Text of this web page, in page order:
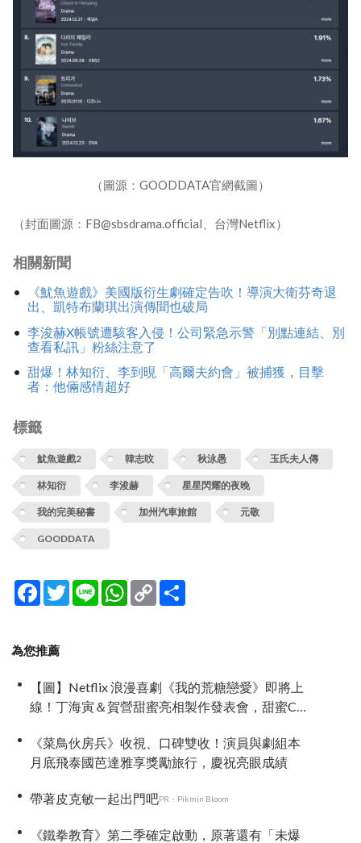
（圖源：GOODDATA官網截圖）
（封面圖源：FB@sbsdrama.official、台灣Netflix）
相關新聞
《魷魚遊戲》美國版衍生劇確定告吹！導演大衛芬奇退
出、凱特布蘭琪出演傳聞也破局
李浚赫X帳號遭駭客入侵！公司緊急示警「別點連結、別
查看私訊」粉絲注意了
甜爆！林知衍、李到晛「高爾夫約會」被捕獲，目擊
者：他倆感情超好
標籤
魷魚遊戲2 韓志旼 秋泳愚 玉氏夫人傳
林知衍 李浚赫 星星閃耀的夜晚
我的完美秘書 加州汽車旅館 元敬
GOODDATA
Facebook
TwitterLine WhatsApp
Copy
Link
為您推薦
【圖】Netflix 浪漫喜劇《我的荒糖戀愛》即將上
線！丁海寅＆賀營甜蜜亮相製作發表會，甜蜜CP
《菜鳥伙房兵》收視、口碑雙收！演員與劇組本
月底飛泰國芭達雅享獎勵旅行，慶祝亮眼成績
帶著皮克敏一起出門吧PR・Pikmin Bloom
《鐵拳教育》第二季確定啟動，原著還有「未爆